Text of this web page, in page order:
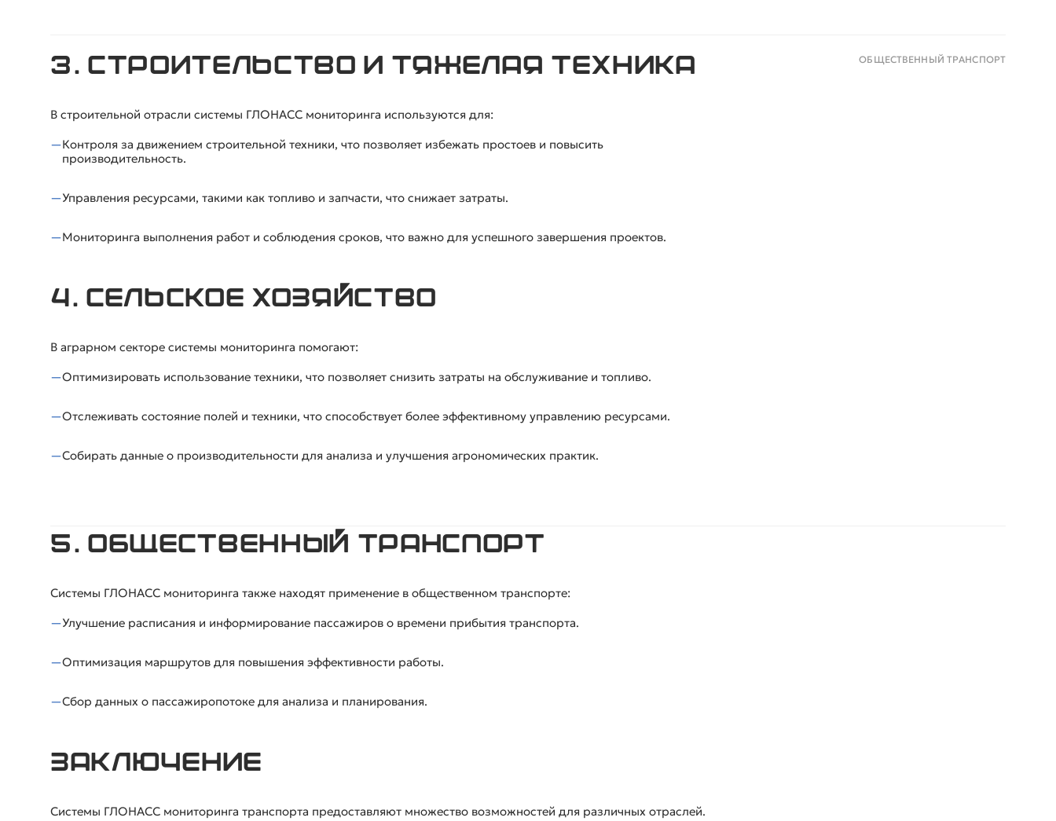
ОБЩЕСТВЕННЫЙ ТРАНСПОРТ
3. Строительство и тяжелая техника
В строительной отрасли системы ГЛОНАСС мониторинга используются для:
Контроля за движением строительной техники, что позволяет избежать простоев и повысить
производительность.
Управления ресурсами, такими как топливо и запчасти, что снижает затраты.
Мониторинга выполнения работ и соблюдения сроков, что важно для успешного завершения проектов.
4. Сельское хозяйство
В аграрном секторе системы мониторинга помогают:
Оптимизировать использование техники, что позволяет снизить затраты на обслуживание и топливо.
Отслеживать состояние полей и техники, что способствует более эффективному управлению ресурсами.
Собирать данные о производительности для анализа и улучшения агрономических практик.
5. Общественный транспорт
Системы ГЛОНАСС мониторинга также находят применение в общественном транспорте:
Улучшение расписания и информирование пассажиров о времени прибытия транспорта.
Оптимизация маршрутов для повышения эффективности работы.
Сбор данных о пассажиропотоке для анализа и планирования.
Заключение
Системы ГЛОНАСС мониторинга транспорта предоставляют множество возможностей для различных отраслей.